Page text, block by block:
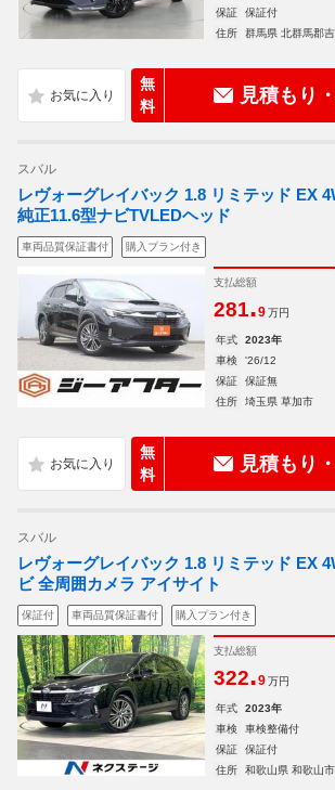
保証
保証付
住所
群馬県 北群馬郡
無
料
見積もり
スバル
レヴォーグレイバック 1.8 リミテッド EX
純正11.6型ナビTVLEDヘッド
車両品質保証書付 購入プラン付き
支払総額
281.9 万円
年式 2023年
車検
'26/12
保証
保証無
住所
埼玉県 草加市
無
料
見積もり
スバル
レヴォーグレイバック 1.8 リミテッド EX
ビ 全周囲カメラ アイサイト
保証付 車両品質保証書付 購入プラン付き
支払総額
322.9 万円
年式 2023年
車検
車検整備付
保証
保証付
住所
和歌山県 和歌山市